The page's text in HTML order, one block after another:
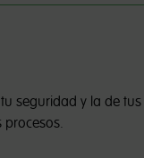
seguridad y la de
procesos.